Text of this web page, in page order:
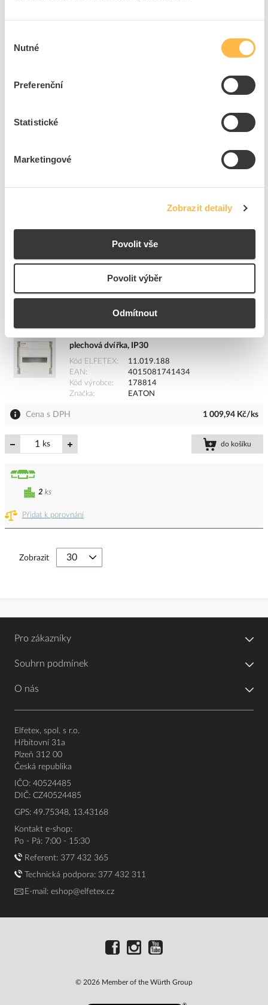
souhlasu
Nutné
Preferenční
Statistické
Marketingové
Zobrazit detaily
Povolit vše
Povolit výběr
Odmítnout
EATON Skříň KLV-60UPS-F, 60TE, pod omítku,
Kód ELFETEX
ks do košíku
Přidat k porovnání
plechová dvířka, IP30
Kód ELFETEX
11.019.188
EAN
4015081741434
Kód výrobce
178814
Značka
EATON
Cena s DPH 1 009,94 Kč/ks
ks do košíku
Přidat k porovnání
2 ks
Zobrazit
Pro zákazníky
Souhrn podmínek
O nás
Elfetex, spol. s r.o.
Hřbitovní 31a
Plzeň 312 00
Česká republika
IČO: 40524485
DIČ: CZ40524485
GPS: 49.75348, 13.43168
Kontakt e-shop:
Po - Pá: 7:00 - 15:30
Referent: 377 432 365
Technická podpora: 377 432 311
E-mail: eshop@elfetex.cz
© 2026 Member of the Würth Group